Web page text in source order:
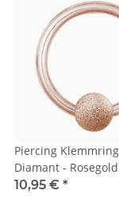
Piercing
Diamant - Rosegold
10,95 € *